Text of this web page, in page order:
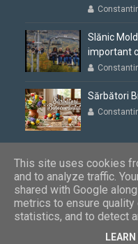
Slănic
important
Sărbători
Blogul lui Constantin
This site uses cookies
and to analyze traffic.
shared with Google
metrics to ensure
statistics, and to detect